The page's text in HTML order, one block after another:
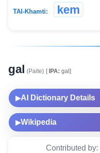
TAI-Khamti: kem
gal (Paite) [IPA: gal]
▶AI Dictionary Details
▶Wikipedia
Contributed by: